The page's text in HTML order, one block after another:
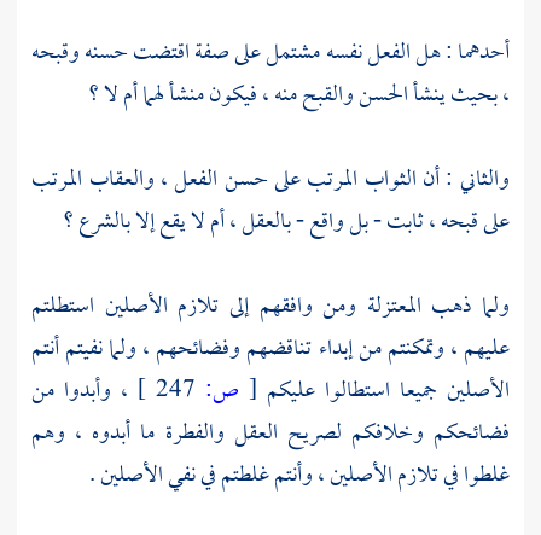
أحدهما : هل الفعل نفسه مشتمل على صفة اقتضت حسنه وقبحه
، بحيث ينشأ الحسن والقبح منه ، فيكون منشأ لهما أم لا ؟
والثاني : أن الثواب المرتب على حسن الفعل ، والعقاب المرتب
على قبحه ، ثابت - بل واقع - بالعقل ، أم لا يقع إلا بالشرع ؟
ولما ذهب المعتزلة ومن وافقهم إلى تلازم الأصلين استطلتم
عليهم ، وتمكنتم من إبداء تناقضهم وفضائحهم ، ولما نفيتم أنتم
الأصلين جميعا استطالوا عليكم [ ص:
، وأبدوا من
فضائحكم وخلافكم لصريح العقل والفطرة ما أبدوه ، وهم
غلطوا في تلازم الأصلين ، وأنتم غلطتم في نفي الأصلين .